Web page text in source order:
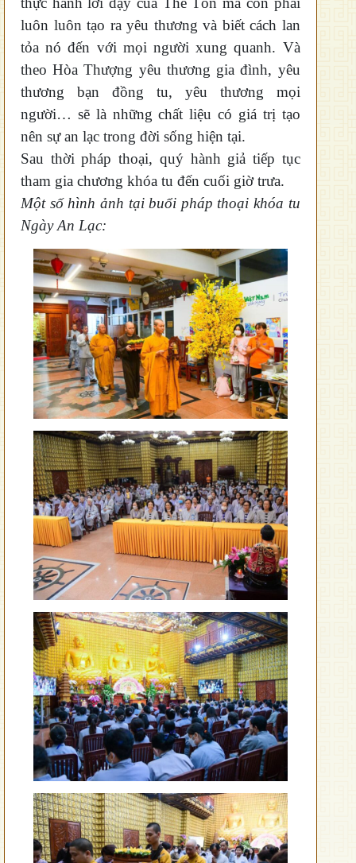
luôn luôn tạo ra yêu thương và biết cách lan
tỏa nó đến với mọi người xung quanh. Và
theo Hòa Thượng yêu thương gia đình, yêu
thương bạn đồng tu, yêu thương mọi
người… sẽ là những chất liệu có giá trị tạo
nên sự an lạc trong đời sống hiện tại.
Sau thời pháp thoại, quý hành giả tiếp tục
tham gia chương khóa tu đến cuối giờ trưa.
Một số hình ảnh tại buổi pháp thoại khóa tu
Ngày An Lạc: